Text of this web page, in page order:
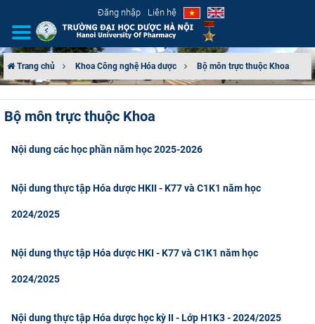
Đăng nhập Liên hệ
CƠ CẤU TỔ CHỨC
ĐÀO TẠO
Trang chủ Khoa Công nghệ Hóa dược Bộ môn trực thuộc Khoa
Bộ môn trực thuộc Khoa
Nội dung các học phần năm học 2025-2026
Nội dung thực tập Hóa dược HKII - K77 và C1K1 năm học
2024/2025
Nội dung thực tập Hóa dược HKI - K77 và C1K1 năm học
2024/2025
Nội dung thực tập Hóa dược học kỳ II - Lớp H1K3 - 2024/2025